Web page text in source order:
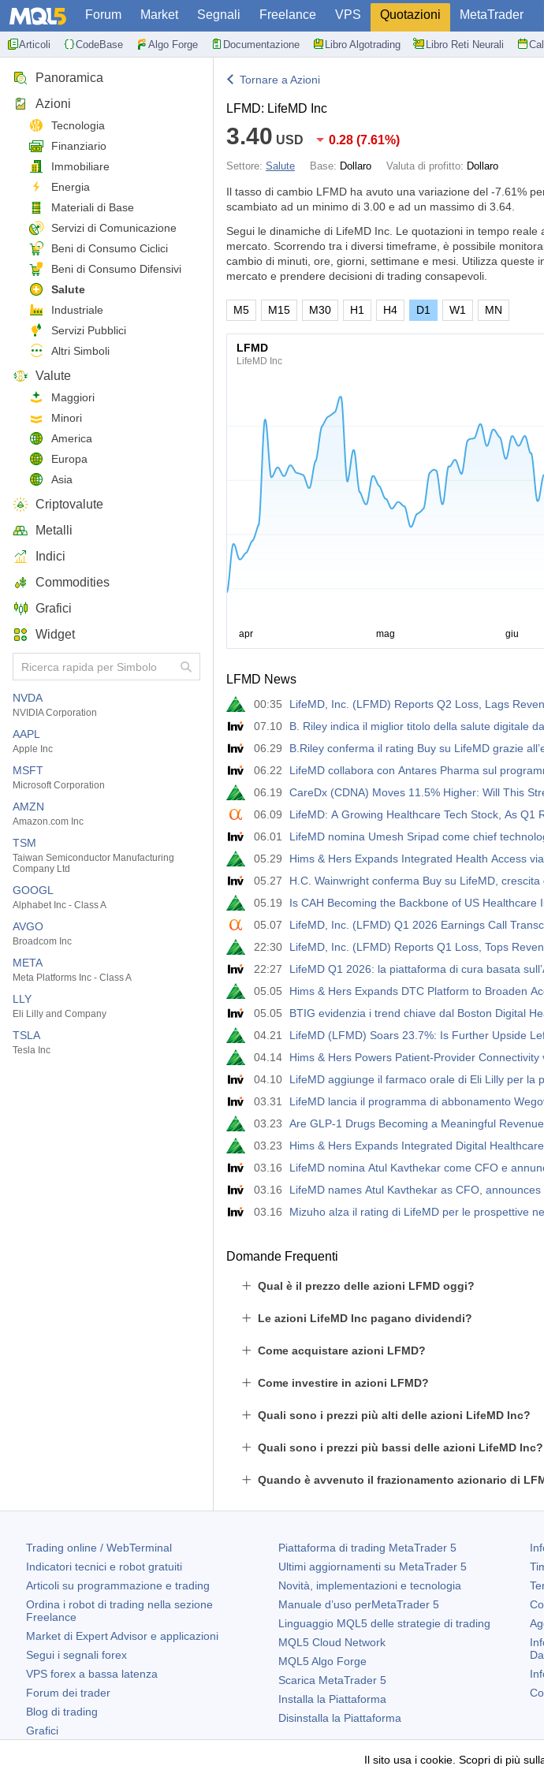
Forum Market Segnali Freelance VPS Quotazioni MetaTrader
Articoli CodeBase Algo Forge Documentazione Libro Algotrading Libro Reti Neurali
Panoramica
Azioni
Tecnologia
Finanziario
Immobiliare
Energia
Materiali di Base
Servizi di Comunicazione
Beni di Consumo Ciclici
Beni di Consumo Difensivi
Salute
Industriale
Servizi Pubblici
Altri Simboli
Valute
Maggiori
Minori
America
Europa
Asia
Criptovalute
Metalli
Indici
Commodities
Grafici
Widget
NVDA
NVIDIA Corporation
AAPL
Apple Inc
MSFT
Microsoft Corporation
AMZN
Amazon.com Inc
TSM
Taiwan Semiconductor Manufacturing
Company Ltd
GOOGL
Alphabet Inc - Class A
AVGO
Broadcom Inc
META
Meta Platforms Inc - Class A
LLY
Eli Lilly and Company
TSLA
Tesla Inc
Tornare a Azioni
LFMD: LifeMD Inc
3.40 USD 0.28 (7.61%)
Settore: Salute Base: Dollaro Valuta di profitto: Dollaro
Il tasso di cambio LFMD ha avuto una variazione del -7.61%
scambiato ad un minimo di 3.00 e ad un massimo di 3.64.
Segui le dinamiche di LifeMD Inc. Le quotazioni in tempo
mercato. Scorrendo tra i diversi timeframe, è possibile
cambio di minuti, ore, giorni, settimane e mesi. Utilizza queste
mercato e prendere decisioni di trading consapevoli.
M5 M15 M30 H1 H4 D1 W1 MN
LFMD
LifeMD Inc
LFMD News
00:35
LifeMD, Inc. (LFMD) Reports Q2 Loss, Lags
07.10
B. Riley indica il miglior titolo della salute digitale
06.29
B.Riley conferma il rating Buy su LifeMD grazie
06.22
LifeMD collabora con Antares Pharma sul
06.19
CareDx (CDNA) Moves 11.5% Higher: Will This
06.09
LifeMD: A Growing Healthcare Tech Stock, As Q1
06.01
LifeMD nomina Umesh Sripad come chief
05.29
Hims & Hers Expands Integrated Health Access
05.27
H.C. Wainwright conferma Buy su LifeMD,
05.19
Is CAH Becoming the Backbone of US Healthcare
05.07
LifeMD, Inc. (LFMD) Q1 2026 Earnings Call
22:30
LifeMD, Inc. (LFMD) Reports Q1 Loss, Tops
22:27
LifeMD Q1 2026: la piattaforma di cura basata
05.05
Hims & Hers Expands DTC Platform to Broaden
05.05
BTIG evidenzia i trend chiave dal Boston Digital
04.21
LifeMD (LFMD) Soars 23.7%: Is Further Upside
04.14
Hims & Hers Powers Patient-Provider Connectivity
04.10
LifeMD aggiunge il farmaco orale di Eli Lilly per la
03.31
LifeMD lancia il programma di abbonamento
03.23
Are GLP-1 Drugs Becoming a Meaningful
03.23
Hims & Hers Expands Integrated Digital
03.16
LifeMD nomina Atul Kavthekar come CFO e
03.16
LifeMD names Atul Kavthekar as CFO,
03.16
Mizuho alza il rating di LifeMD per le prospettive
Domande Frequenti
Qual è il prezzo delle azioni LFMD oggi?
Le azioni LifeMD Inc pagano dividendi?
Come acquistare azioni LFMD?
Come investire in azioni LFMD?
Quali sono i prezzi più alti delle azioni LifeMD Inc?
Quali sono i prezzi più bassi delle azioni LifeMD Inc?
Quando è avvenuto il frazionamento azionario di
Trading online / WebTerminal
Indicatori tecnici e robot gratuiti
Articoli su programmazione e trading
Ordina i robot di trading nella sezione
Freelance
Market di Expert Advisor e applicazioni
Segui i segnali forex
VPS forex a bassa latenza
Forum dei trader
Blog di trading
Grafici
Piattaforma di trading MetaTrader 5
Ultimi aggiornamenti su MetaTrader 5
Novità, implementazioni e tecnologia
Manuale d’uso perMetaTrader 5
Linguaggio MQL5 delle strategie di trading
MQL5 Cloud Network
MQL5 Algo Forge
Scarica MetaTrader 5
Installa la Piattaforma
Disinstalla la Piattaforma
Il sito usa i cookie. Scopri di più